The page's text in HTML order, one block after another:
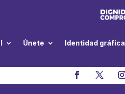
Únete Identidad gráfica